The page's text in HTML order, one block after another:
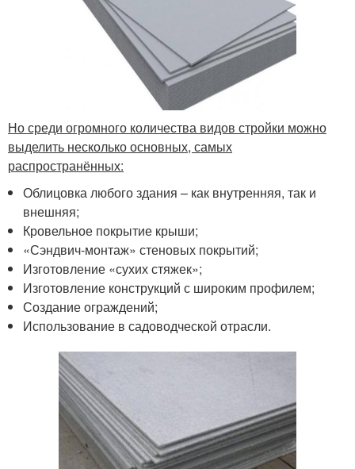
Но среди огромного количества видов стройки можно
выделить несколько основных, самых
распространённых:
Облицовка любого здания – как внутренняя, так и
внешняя;
Кровельное покрытие крыши;
«Сэндвич-монтаж» стеновых покрытий;
Изготовление «сухих стяжек»;
Изготовление конструкций с широким профилем;
Создание ограждений;
Использование в садоводческой отрасли.